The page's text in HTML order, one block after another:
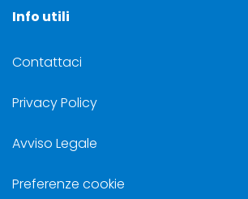
Info utili
Contattaci
Privacy Policy
Avviso Legale
Preferenze cookie